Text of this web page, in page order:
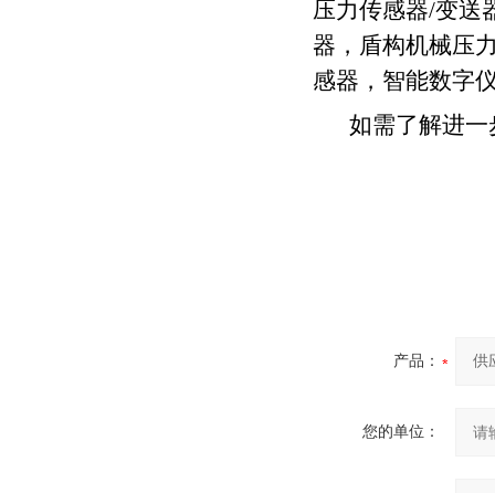
压力传感器/变送
器，盾构机械压
感器，智能数字
如需了解进
产品：
您的单位：